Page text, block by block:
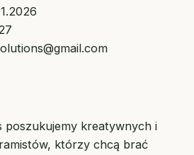
poszukujemy kreatywnych i
którzy chcą brać